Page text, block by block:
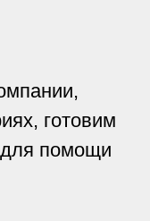
готовим
для помощи